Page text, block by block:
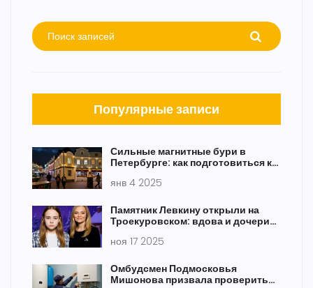
Популярные записи
Сильные магнитные бури в
Петербурге: как подготовиться к
янв 4 2025
Памятник Левкину открыли на
Троекуровском: вдова и дочери
ноя 17 2025
Омбудсмен Подмосковья
Мишонова призвала проверить